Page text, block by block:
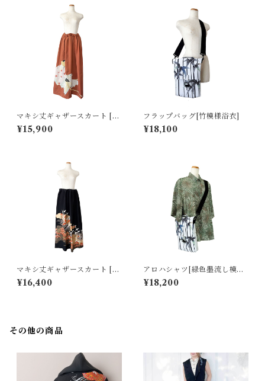
マキシ丈ギャザースカート [十
二単女房姿弁柄色留袖]
¥15,900
フラップバッグ[竹模様浴衣]
¥18,100
マキシ丈ギャザースカート [金
箔群鶴黒留袖]
¥16,400
アロハシャツ[緑色墨流し模様
羽織]
¥18,200
その他の商品